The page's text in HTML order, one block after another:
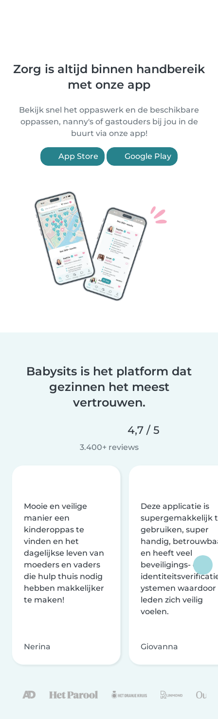
Zorg is altijd binnen handbereik
met onze app
Bekijk snel het oppaswerk en de beschikbare
oppassen, nanny's of gastouders bij jou in de
buurt via onze app!
App Store Google Play
Babysits is het platform dat
gezinnen het meest
vertrouwen.
4,7 / 5
3.400+ reviews
Mooie en veilige
manier een
kinderoppas te
vinden en het
dagelijkse leven van
moeders en vaders
die hulp thuis nodig
hebben makkelijker
te maken!
Nerina
Deze applicatie is
supergemakkelijk
gebruiken, super
handig,
en heeft veel
beveiligings- en
ystemen waardoor
leden zich veilig
voelen.
Giovanna